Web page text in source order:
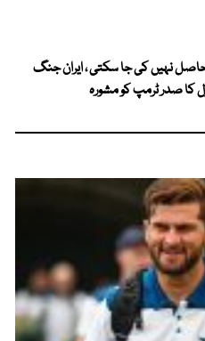
نہیں کی جا سکتی ، ایران جنگ
کا صدر ٹرمپ کو مشورہ